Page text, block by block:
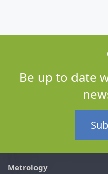
Be up to date
Metrology